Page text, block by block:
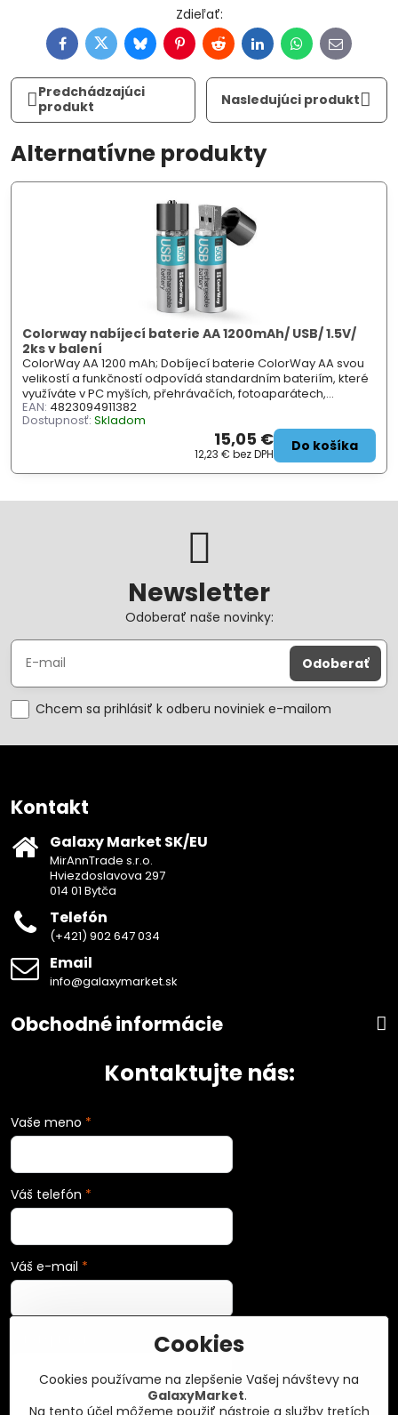
FacebookTwitterBlueskyPinterestRedditLinkedInWhatsApp
E-
mail
Predchádzajúci
produkt
Nasledujúci produkt
Alternatívne produkty
Colorway nabíjecí baterie AA 1200mAh/ USB/ 1.5V/
2ks v balení
ColorWay AA 1200 mAh; Dobíjecí baterie ColorWay AA svou
velikostí a funkčností odpovídá standardním bateriím, které
využíváte v PC myších, přehrávačích, fotoaparátech,...
EAN: 4823094911382
Dostupnosť: Skladom
15,05 €
12,23 € bez DPH Do košíka
Newsletter
Odoberať naše novinky:
Odoberať
Chcem sa prihlásiť k odberu noviniek e-mailom
Kontakt
Galaxy Market SK/EU
MirAnnTrade s.r.o.
Hviezdoslavova 297
014 01 Bytča
Telefón
(+421) 902 647 034
Email
info@galaxymarket.sk
Obchodné informácie
Kontaktujte nás:
Vaše meno *
Váš telefón *
Váš e-mail *
Cookies
Cookies používame na zlepšenie Vašej návštevy na
GalaxyMarket.
Na tento účel môžeme použiť nástroje a služby tretích